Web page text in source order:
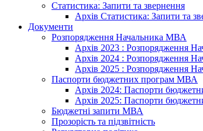
Статистика: Запити та звернення
Архів Статистика: Запити та
Документи
Розпорядження Начальника МВА
Архів 2023 : Розпорядження
Архів 2024 : Розпорядження
Архів 2025 : Розпорядження
Паспорти бюджетних програм МВА
Архів 2024: Паспорти
Архів 2025: Паспорти
Бюджетні запити МВА
Прозорість та підзвітність